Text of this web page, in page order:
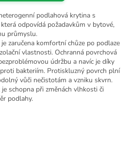
podlahová krytina s
odpovídá požadavkům v bytové,
průmyslu.
zaručena komfortní chůze po podlaze
vlastnosti. Ochranná povrchová
údržbu a navíc je díky
bakteriím. Protiskluzný povrch plní
vůči nečistotám a vzniku skvrn.
schopna při změnách vlhkosti či
podlahy.